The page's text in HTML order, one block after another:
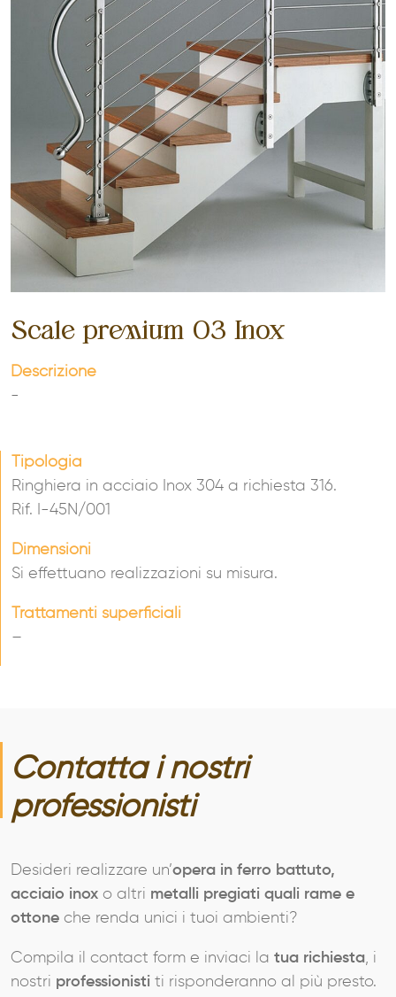
Scale premium 03 Inox
Descrizione
-
Tipologia
Ringhiera in acciaio Inox 304 a richiesta 316.
Rif. I-45N/001
Dimensioni
Si effettuano realizzazioni su misura.
Trattamenti superficiali
–
Contatta i nostri
professionisti
Desideri realizzare un’opera in ferro battuto,
acciaio inox o altri metalli pregiati quali rame e
ottone che renda unici i tuoi ambienti?
Compila il contact form e inviaci la tua richiesta, i
nostri professionisti ti risponderanno al più presto.